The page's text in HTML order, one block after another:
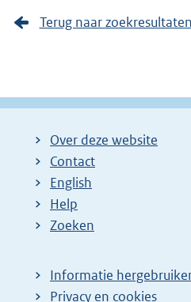
Terug naar zoekresultaten
Over deze website
Contact
English
Help
Zoeken
Informatie
Privacy en cookies